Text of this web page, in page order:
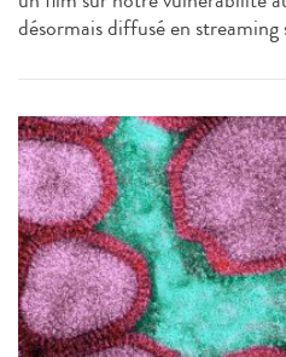
désormais diffusé en streaming